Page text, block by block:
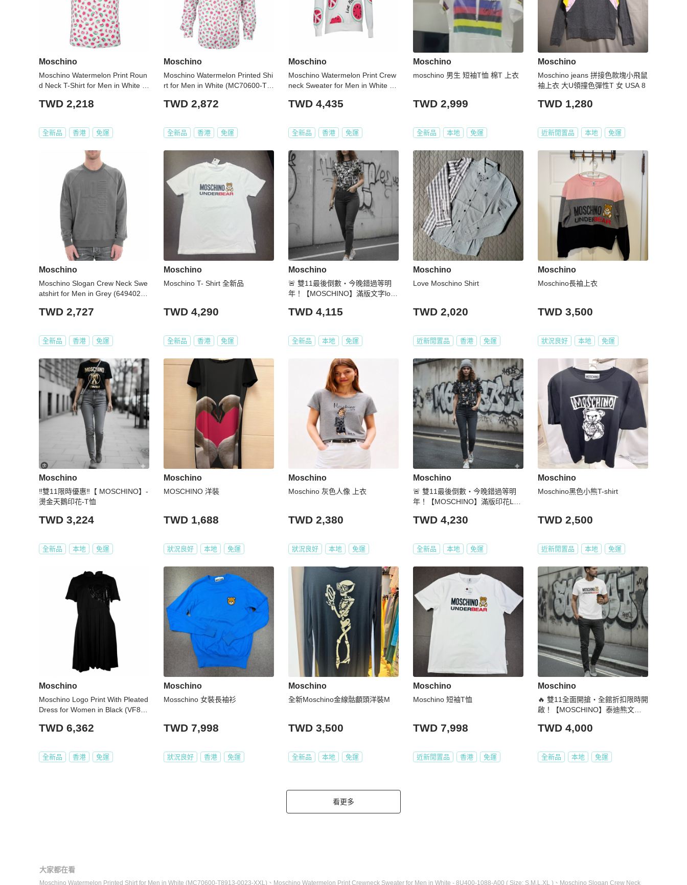
Moschino
Moschino Watermelon Print Roun
d Neck T-Shirt for Men in White (7
TWD 2,218
全新品 香港 免運
Moschino
Moschino Watermelon Printed Shi
rt for Men in White (MC70600-T8
TWD 2,872
全新品 香港 免運
Moschino
Moschino Watermelon Print Crew
neck Sweater for Men in White - 8
TWD 4,435
全新品 香港 免運
Moschino
moschino 男生 短袖T恤 棉T 上衣
TWD 2,999
全新品 本地 免運
Moschino
Moschino jeans 拼接色款塊小飛鼠
袖上衣 大U領撞色彈性T 女 USA 8
TWD 1,280
近新閒置品 本地 免運
Moschino
Moschino Slogan Crew Neck Swe
atshirt for Men in Grey (649402-E
TWD 2,727
全新品 香港 免運
Moschino
Moschino T- Shirt 全新品
TWD 4,290
全新品 香港 免運
Moschino
🚨 雙11最後倒數・今晚錯過等明
年！【MOSCHINO】滿版文字logo
TWD 4,115
全新品 本地 免運
Moschino
Love Moschino Shirt
TWD 2,020
近新閒置品 香港 免運
Moschino
Moschino長袖上衣
TWD 3,500
狀況良好 本地 免運
Moschino
‼️雙11限時優惠‼️【 MOSCHINO】-
燙金天鵝印花-T恤
TWD 3,224
全新品 本地 免運
Moschino
MOSCHINO 洋裝
TWD 1,688
狀況良好 本地 免運
Moschino
Moschino 灰色人像 上衣
TWD 2,380
狀況良好 本地 免運
Moschino
🚨 雙11最後倒數・今晚錯過等明
年！【MOSCHINO】滿版印花LO
TWD 4,230
全新品 本地 免運
Moschino
Moschino黑色小熊T-shirt
TWD 2,500
近新閒置品 本地 免運
Moschino
Moschino Logo Print With Pleated
Dress for Women in Black (VF860
TWD 6,362
全新品 香港 免運
Moschino
Mosschino 女裝長袖衫
TWD 7,998
狀況良好 香港 免運
Moschino
全新Moschino金線骷顱頭洋裝M
TWD 3,500
全新品 本地 免運
Moschino
Moschino 短袖T恤
TWD 7,998
近新閒置品 香港 免運
Moschino
🔥 雙11全面開搶・全館折扣限時開
啟！【MOSCHINO】泰迪熊文字L
TWD 4,000
全新品 本地 免運
看更多
大家都在看
Moschino Watermelon Printed Shirt for Men in White (MC70600-T8913-0023-XXL) 、 Moschino Watermelon Print Crewneck Sweater for Men in White - 8U400-1088-A00 ( Size: S,M,L,XL ) 、 Moschino Slogan Crew Neck